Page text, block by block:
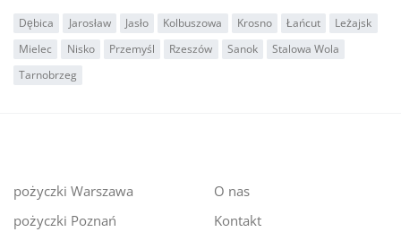
Dębica Jarosław Jasło Kolbuszowa Krosno Łańcut
Leżajsk
Mielec
Nisko Przemyśl Rzeszów Sanok
Stalowa Wola
Tarnobrzeg
pożyczki Warszawa
pożyczki Poznań
O nas
Kontakt